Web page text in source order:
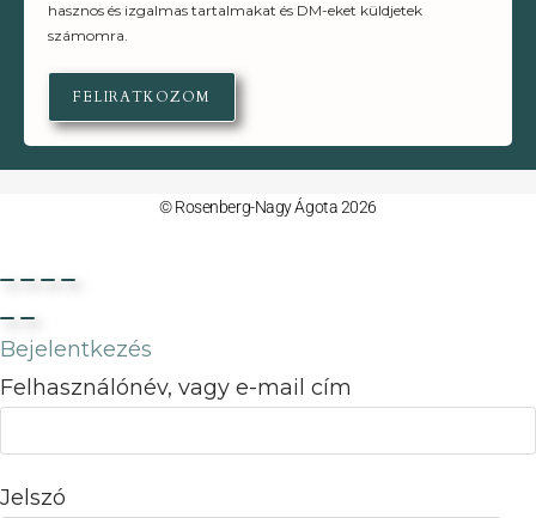
hasznos és izgalmas tartalmakat és DM-eket küldjetek
számomra.
FELIRATKOZOM
© Rosenberg-Nagy Ágota 2026
Bejelentkezés
Felhasználónév, vagy e-mail cím
Jelszó